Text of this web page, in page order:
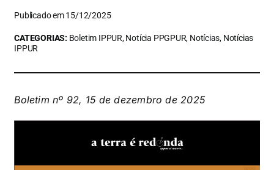
Publicado em 15/12/2025
CATEGORIAS: Boletim IPPUR, Notícia PPGPUR, Notícias, Notícias
IPPUR
Boletim nº 92, 15 de dezembro de 2025